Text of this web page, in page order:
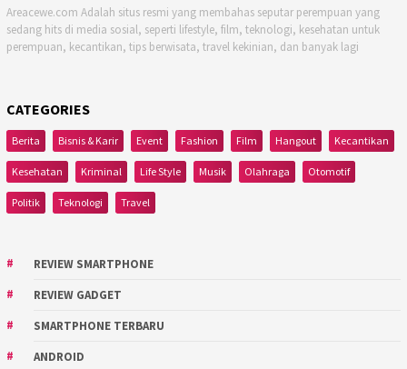
Areacewe.com Adalah situs resmi yang membahas seputar perempuan yang
sedang hits di media sosial, seperti lifestyle, film, teknologi, kesehatan untuk
perempuan, kecantikan, tips berwisata, travel kekinian, dan banyak lagi
CATEGORIES
Berita Bisnis & Karir Event Fashion Film Hangout Kecantikan
Kesehatan Kriminal Life Style Musik Olahraga Otomotif
Politik Teknologi Travel
REVIEW SMARTPHONE
REVIEW GADGET
SMARTPHONE TERBARU
ANDROID